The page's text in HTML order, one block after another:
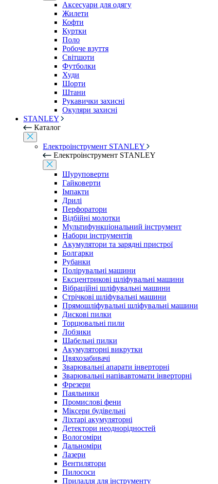
Аксесуари для одягу
Жилети
Кофти
Куртки
Поло
Робоче взуття
Світшоти
Футболки
Худи
Шорти
Штани
Рукавички захисні
Окуляри захисні
STANLEY
Каталог
Електроінструмент STANLEY
Електроінструмент STANLEY
Шуруповерти
Гайковерти
Імпакти
Дрилі
Перфоратори
Відбійні молотки
Мультифункціональний інструмент
Набори інструментів
Акумулятори та зарядні пристрої
Болгарки
Рубанки
Полірувальні машини
Ексцентрикові шліфувальні машини
Вібраційні шліфувальні машини
Стрічкові шліфувальні машини
Прямошліфувальні шліфувальні машини
Дискові пилки
Торцювальні пили
Лобзики
Шабельні пилки
Акумуляторні викрутки
Цвяхозабивачі
Зварювальні апарати інверторні
Зварювальні напівавтомати інверторні
Фрезери
Паяльники
Промислові фени
Міксери будівельні
Ліхтарі акумуляторні
Детектори неоднорідностей
Вологоміри
Дальноміри
Лазери
Вентилятори
Пилососи
Приладдя для інструменту